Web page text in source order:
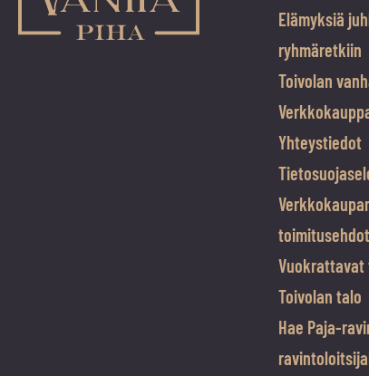
Elämyksiä
ryhmäretkiin
Toivolan
Yhteystiedot
toimitusehdot
Toivolan talo
Hae Paja-